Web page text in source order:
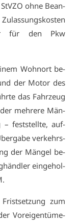
oh­ne Be­an­
für den Pkw
Wohn­ort be­
der Mo­tor des
das Fahr­zeug
meh­re­re Män­
– fest­stell­te, auf­
ver­kehrs­
der Män­gel be­
ein­ge­hol­
zum
Vor­ei­gen­tü­me­